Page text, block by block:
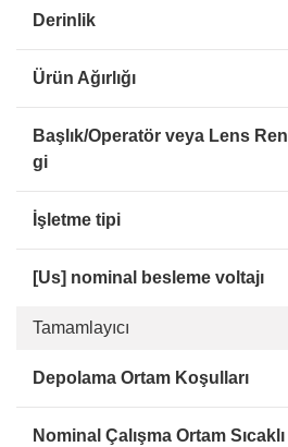
Tamamlayıcı
Derinlik
Ürün Ağırlığı
Başlık/Operatör veya Lens Ren
gi
İşletme tipi
[Us] nominal besleme voltajı
Depolama Ortam Koşulları
Nominal Çalışma Ortam Sıcaklı